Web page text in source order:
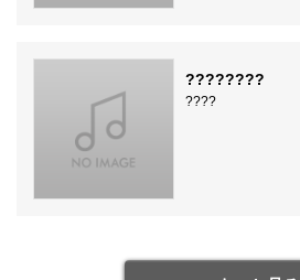
????????
????